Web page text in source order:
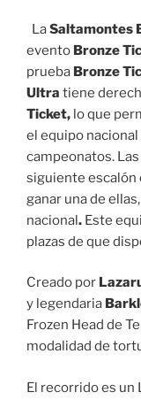
LaSaltamontes
evento Bronze
prueba Bronze
Ultra tiene
Ticket, lo que
el equipo
campeonatos.
siguiente escalón
ganar una de
nacional. Este
plazas de que
Creado por
y legendaria
Frozen Head de
modalidad de
El recorrido es un